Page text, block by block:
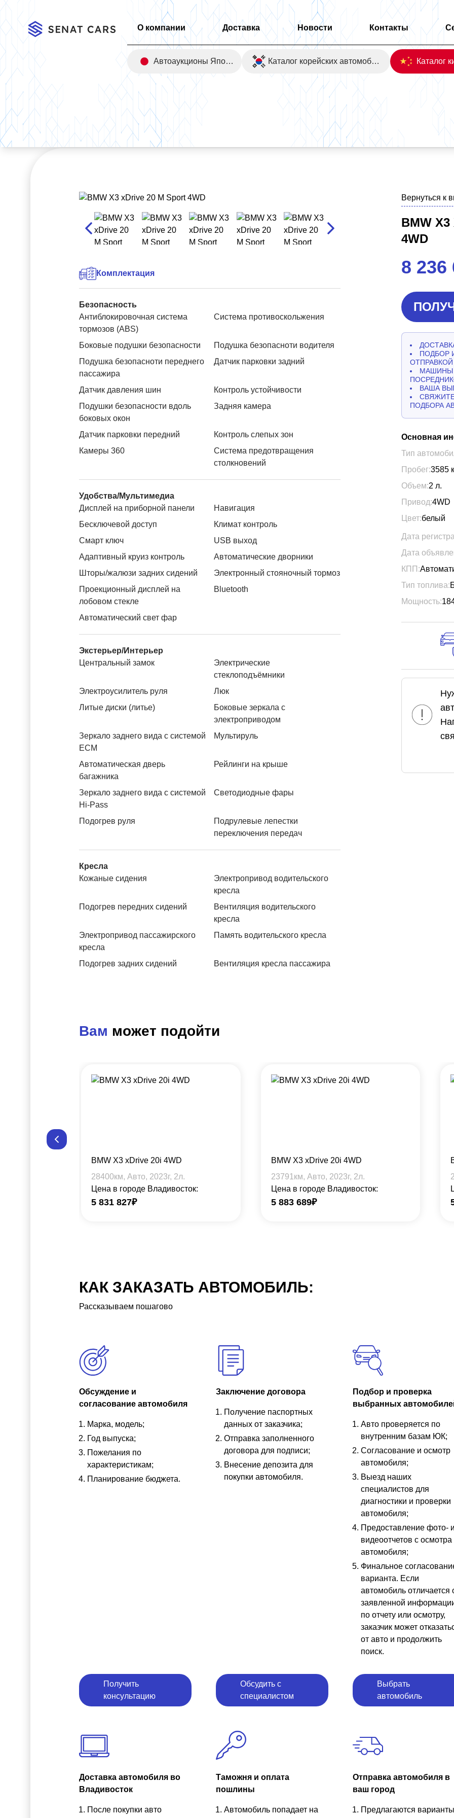
О компании Доставка Новости Контакты
Автоаукционы Японии Каталог корейских автомобилей
Главная/Каталог BMW X3 xDrive 20 M Sport 4WD
Комплектация
Безопасность
Антиблокировочная система
тормозов (ABS)
Система противоскольжения
Боковые подушки безопасности
Подушка безопасноти водителя
Подушка безопасноти переднего
пассажира
Датчик парковки задний
Датчик давления шин
Контроль устойчивости
Подушки безопасности вдоль
боковых окон
Задняя камера
Датчик парковки передний
Контроль слепых зон
Камеры 360
Система предотвращения
столкновений
Удобства/Мультимедиа
Дисплей на приборной панели
Навигация
Бесключевой доступ
Климат контроль
Смарт ключ
USB выход
Адаптивный круиз контроль
Автоматические дворники
Шторы/жалюзи задних сидений
Электронный стояночный тормоз
Проекционный дисплей на
лобовом стекле
Bluetooth
Автоматический свет фар
Экстерьер/Интерьер
Центральный замок
Электрические
стеклоподъёмники
Электроусилитель руля
Люк
Литые диски (литье)
Боковые зеркала с
электроприводом
Зеркало заднего вида с системой
ЕСМ
Мультируль
Автоматическая дверь
багажника
Рейлинги на крыше
Зеркало заднего вида с системой
Hi-Pass
Светодиодные фары
Подогрев руля
Подрулевые лепестки
переключения передач
Кресла
Кожаные сидения
Электропривод водительского
кресла
Подогрев передних сидений
Вентиляция водительского
кресла
Электропривод пассажирского
кресла
Память водительского кресла
Подогрев задних сидений Вентиляция кресла пассажира
Вернуться к
BMW X3
4WD
8 236
ПОДБОР
ОТПРАВКОЙ
МАШИНЫ
ВАША
ПОДБОРА
Основная
Тип
Пробег:3585
Объем:2 л.
Привод:4WD
Цвет:белый
Дата
Дата
КПП:
Тип топлива:
Мощность:
Вам может подойти
BMW X3 xDrive 20i 4WD
28400км, Авто, 2023г, 2л.
Цена в городе Владивосток:
5 831 827₽
BMW X3 xDrive 20i 4WD
23791 км, Авто, 2023г, 2л.
Цена в городе Владивосток:
5 883 689₽
КАК ЗАКАЗАТЬ АВТОМОБИЛЬ:
Рассказываем пошагово
Обсуждение и
согласование автомобиля
Марка, модель;
Год выпуска;
Пожелания по
характеристикам;
Планирование бюджета.
Получить
консультацию
Заключение договора
Получение паспортных
данных от заказчика;
Отправка заполненного
договора для подписи;
Внесение депозита для
покупки автомобиля.
Обсудить с
специалистом
Подбор и проверка
выбранных
Авто проверяется по
внутренним базам ЮК;
Согласование и осмотр
автомобиля;
Выезд наших
специалистов для
диагностики и проверки
автомобиля;
Предоставление фото- и
видеоотчетов с осмотра
автомобиля;
Финальное
варианта. Если
автомобиль отличается
заявленной
по отчету или осмотру,
заказчик может
от авто и продолжить
поиск.
Выбрать
автомобиль
Доставка автомобиля во
Владивосток
После покупки авто
Таможня и оплата
пошлины
Автомобиль попадает на
Отправка автомобиля в
ваш город
Предлагаются варианты